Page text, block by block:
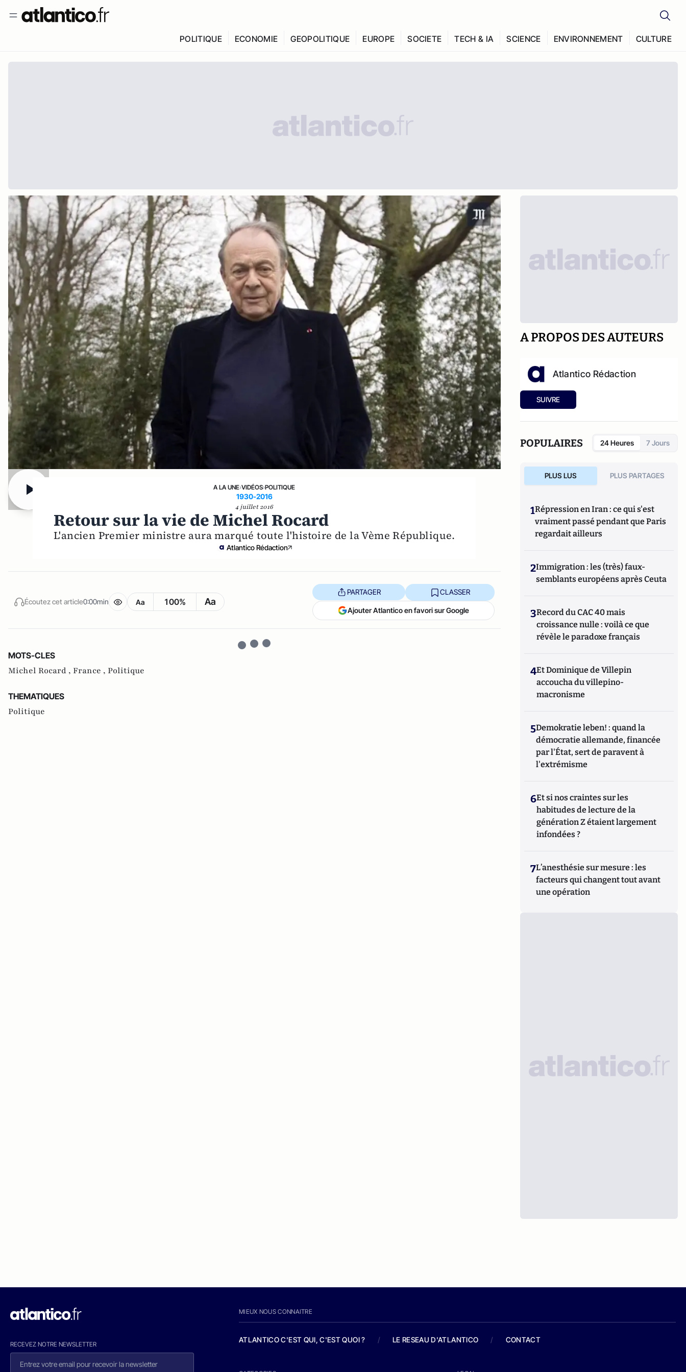
POLITIQUE ECONOMIE GEOPOLITIQUE EUROPE SOCIETE TECH & IA SCIENCE ENVIRONNEMENT CULTURE
A LA UNE›VIDÉOS›POLITIQUE
1930-2016
4 juillet 2016
Retour sur la vie de Michel Rocard
L'ancien Premier ministre aura marqué toute l'histoire de la Vème République.
Atlantico Rédaction
Écoutez cet article0:00min Aa 100% Aa
PARTAGER CLASSER
Ajouter Atlantico en favori sur Google
MOTS-CLES
Michel Rocard , France , Politique
THEMATIQUES
Politique
A PROPOS DES AUTEURS
Atlantico Rédaction
SUIVRE
POPULAIRES 24 Heures 7 Jours
PLUS LUS PLUS PARTAGES
1Répression en Iran : ce qui s'est
vraiment passé pendant que Paris
regardait ailleurs
2Immigration : les (très) faux-
semblants européens après Ceuta
3Record du CAC 40 mais
croissance nulle : voilà ce que
révèle le paradoxe français
4Et Dominique de Villepin
accoucha du villepino-
macronisme
5Demokratie leben! : quand la
démocratie allemande, financée
par l'État, sert de paravent à
l'extrémisme
6Et si nos craintes sur les
habitudes de lecture de la
génération Z étaient largement
infondées ?
7L’anesthésie sur mesure : les
facteurs qui changent tout avant
une opération
RECEVEZ NOTRE NEWSLETTER
MIEUX NOUS CONNAITRE
ATLANTICO C'EST QUI, C'EST QUOI ? / LE RESEAU D'ATLANTICO / CONTACT